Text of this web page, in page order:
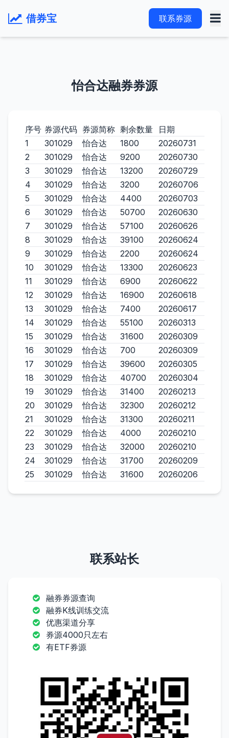
借券宝 联系券源
怡合达融券券源
序号 券源代码 券源简称 剩余数量
日期
1
301029 怡合达 1800
20260731
2
301029 怡合达 9200
20260730
3
301029 怡合达 13200
20260729
4
301029 怡合达 3200
20260706
5
301029 怡合达 4400
20260703
6
301029 怡合达 50700
20260630
7
301029 怡合达 57100
20260626
8
301029 怡合达 39100
20260624
9
301029 怡合达 2200
20260624
10
301029 怡合达 13300
20260623
11
301029 怡合达 6900
20260622
12
301029 怡合达 16900
20260618
13
301029 怡合达 7400
20260617
14
301029 怡合达 55100
20260313
15
301029 怡合达 31600
20260309
16
301029 怡合达 700
20260309
17
301029 怡合达 39600
20260305
18
301029 怡合达 40700
20260304
19
301029 怡合达 31400
20260213
20
301029 怡合达 32300
20260212
21
301029 怡合达 31300
20260211
22
301029 怡合达 4000
20260210
23
301029 怡合达 32000
20260210
24
301029 怡合达 31700
20260209
25
301029 怡合达 31600 20260206
联系站长
融券券源查询
融券K线训练交流
优惠渠道分享
券源4000只左右
有ETF券源